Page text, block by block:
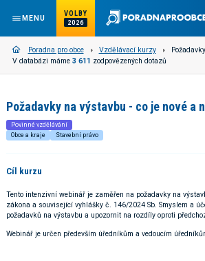
MENU
VOLBY
2026
Poradna pro obce Vzdělávací kurzy
V databázi máme 3 611 zodpovězených dotazů
Požadavky na výstavbu - co je nové a
Povinné vzdělávání
Obce a kraje
Stavební právo
Cíl kurzu
Tento intenzivní webinář je zaměřen na požadavky na
zákona a související vyhlášky č. 146/2024 Sb. Smyslem a
požadavků na výstavbu a upozornit na rozdíly oproti
Webinář je určen především úředníkům a vedoucím